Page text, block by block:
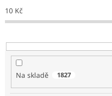
k
t
10 Kč
Na skladě 1827